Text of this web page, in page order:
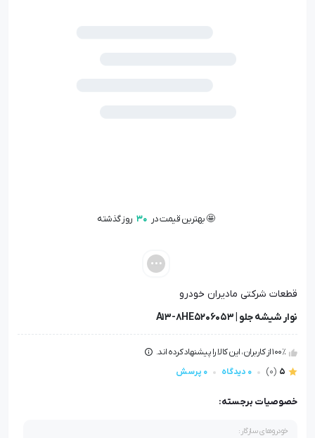
🤩 بهترین قیمت در 30 روز گذشته
🤩 بهترین قیمت در 30
قطعات شرکتی مادیران خودرو
نوار شیشه جلو | A13-8HE5206053
100٪ از کاربران، این کالا را پیشنهاد کرده اند.
5
(0) 0 دیدگاه 0 پرسش
خصوصیات برجسته:
خودروهای سازگار: